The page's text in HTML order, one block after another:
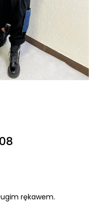
rękawem.